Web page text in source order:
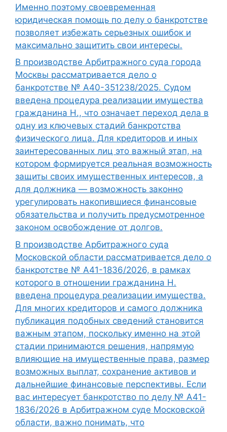
Именно поэтому своевременная
юридическая помощь по делу о банкротстве
позволяет избежать серьезных ошибок и
максимально защитить свои интересы.
В производстве Арбитражного суда города
Москвы рассматривается дело о
банкротстве № А40-351238/2025. Судом
введена процедура реализации имущества
гражданина Н., что означает переход дела в
одну из ключевых стадий банкротства
физического лица. Для кредиторов и иных
заинтересованных лиц это важный этап, на
котором формируется реальная возможность
защиты своих имущественных интересов, а
для должника — возможность законно
урегулировать накопившиеся финансовые
обязательства и получить предусмотренное
законом освобождение от долгов.
В производстве Арбитражного суда
Московской области рассматривается дело о
банкротстве № А41-1836/2026, в рамках
которого в отношении гражданина Н.
введена процедура реализации имущества.
Для многих кредиторов и самого должника
публикация подобных сведений становится
важным этапом, поскольку именно на этой
стадии принимаются решения, напрямую
влияющие на имущественные права, размер
возможных выплат, сохранение активов и
дальнейшие финансовые перспективы. Если
вас интересует банкротство по делу № А41-
1836/2026 в Арбитражном суде Московской
области, важно понимать, что